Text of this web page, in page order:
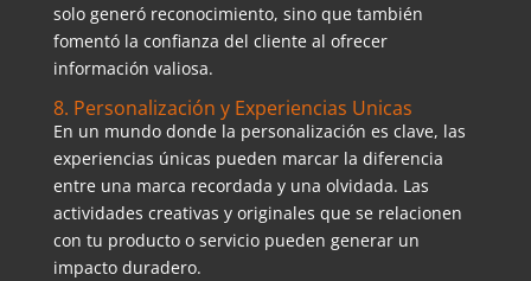
solo generó reconocimiento, sino que también
fomentó la confianza del cliente al ofrecer
información valiosa.
8. Personalización y Experiencias Unicas
En un mundo donde la personalización es clave, las
experiencias únicas pueden marcar la diferencia
entre una marca recordada y una olvidada. Las
actividades creativas y originales que se relacionen
con tu producto o servicio pueden generar un
impacto duradero.